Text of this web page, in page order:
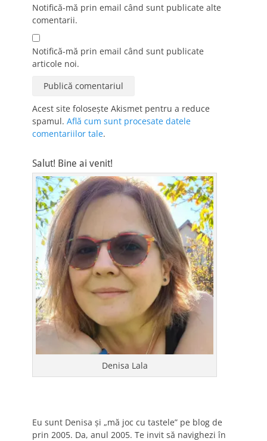
Notifică-mă prin email când sunt publicate alte
comentarii.
Notifică-mă prin email când sunt publicate
articole noi.
Acest site folosește Akismet pentru a reduce
spamul. Află cum sunt procesate datele
comentariilor tale.
Salut! Bine ai venit!
Denisa Lala
Eu sunt Denisa și „mă joc cu tastele” pe blog de
prin 2005. Da, anul 2005. Te invit să navighezi în